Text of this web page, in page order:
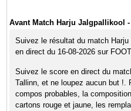
Avant Match Harju Jalgpallikool
Suivez le résultat du match
en direct du 16-08-2026 sur
Suivez le score en direct du
Tallinn, et ne loupez aucun but !.
compos probables, la
cartons rouge et jaune, les